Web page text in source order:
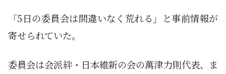
「5日の委員会は間違いなく荒れる」と事前情報が
寄せられていた。
委員会は会派絆・日本維新の会の萬津力則代表、ま